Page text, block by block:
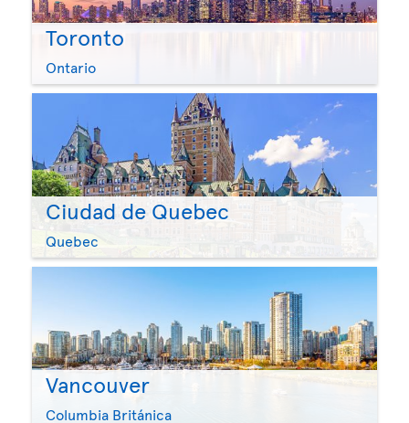
Toronto
Ontario
Ciudad de Quebec
Quebec
Vancouver
Columbia Británica